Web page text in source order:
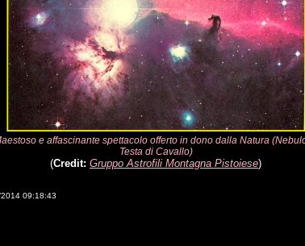
e affascinante spettacolo offerto in dono dalla Natura
Testa di Cavallo)
(Credit: Gruppo Astrofili Montagna Pistoiese)
09:18:43